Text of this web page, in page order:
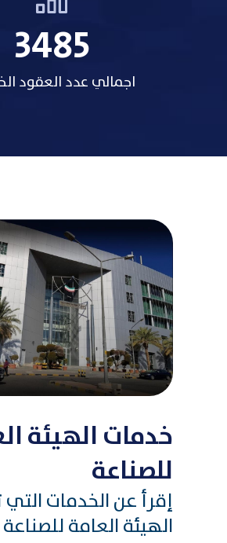
3485
اجمالي عدد العقود
خدمات الهيئة
للصناعة
إقرأ عن الخدمات
الهيئة العامة للصناعة